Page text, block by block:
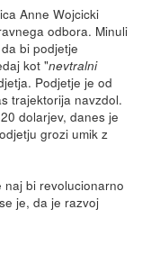
Anne Wojcicki
odbora. Minuli
bi podjetje
kot "nevtralni
Podjetje je od
trajektorija navzdol.
dolarjev, danes je
grozi umik z
bi revolucionarno
je, da je razvoj